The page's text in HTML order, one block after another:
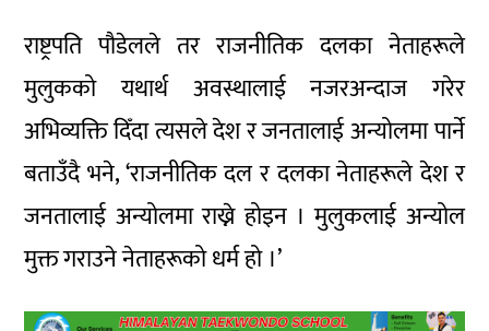
राष्ट्रपति पौडेलले तर राजनीतिक दलका नेताहरूले
मुलुकको यथार्थ अवस्थालाई नजरअन्दाज गरेर
अभिव्यक्ति दिँदा त्यसले देश र जनतालाई अन्योलमा पार्ने
बताउँदै भने, ‘राजनीतिक दल र दलका नेताहरूले देश र
जनतालाई अन्योलमा राख्ने होइन । मुलुकलाई अन्योल
मुक्त गराउने नेताहरूको धर्म हो ।’